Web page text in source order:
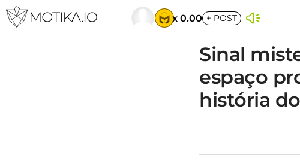
x 0.00 + POST
Sinal
espaço
história